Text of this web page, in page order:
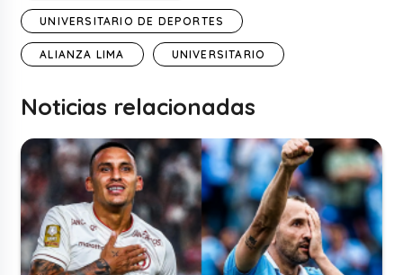
UNIVERSITARIO DE DEPORTES
ALIANZA LIMA UNIVERSITARIO
Noticias relacionadas